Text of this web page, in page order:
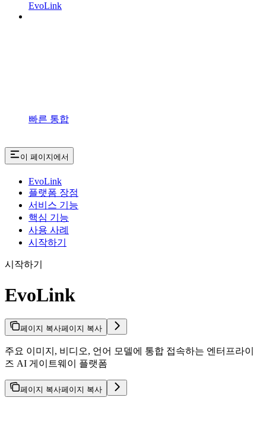
EvoLink
빠른 통합
이 페이지에서
EvoLink
플랫폼 장점
서비스 기능
핵심 기능
사용 사례
시작하기
시작하기
EvoLink
페이지 복사페이지 복사
주요 이미지, 비디오, 언어 모델에 통합 접속하는 엔터프라이
즈 AI 게이트웨이 플랫폼
페이지 복사페이지 복사